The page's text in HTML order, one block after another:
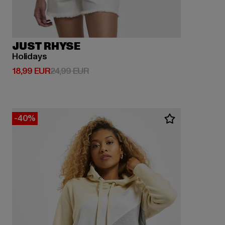
JUST RHYSE
Holidays
18,99 EUR
Prix courant: 18,99 EUR
24,99 EURPrix en promotion: 24,99 EUR
-40%